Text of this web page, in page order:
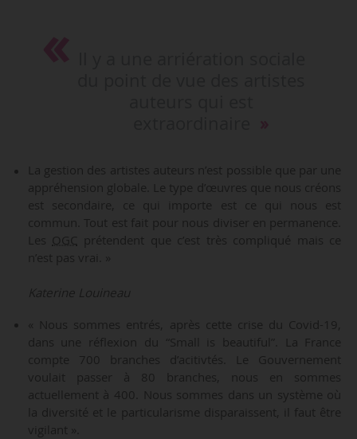
La gestion des artistes auteurs n’est possible que par une
appréhension globale. Le type d’œuvres que nous créons
est secondaire, ce qui importe est ce qui nous est
commun. Tout est fait pour nous diviser en permanence.
Les OGC
prétendent que c’est très compliqué mais ce
n’est pas vrai. »
Katerine Louineau
« Nous sommes entrés, après cette crise du Covid-19,
dans une réflexion du “Small is beautiful”. La France
compte 700 branches d’acitivtés. Le Gouvernement
voulait passer à 80 branches, nous en sommes
actuellement à 400. Nous sommes dans un système où
la diversité et le particularisme disparaissent, il faut être
vigilant ».